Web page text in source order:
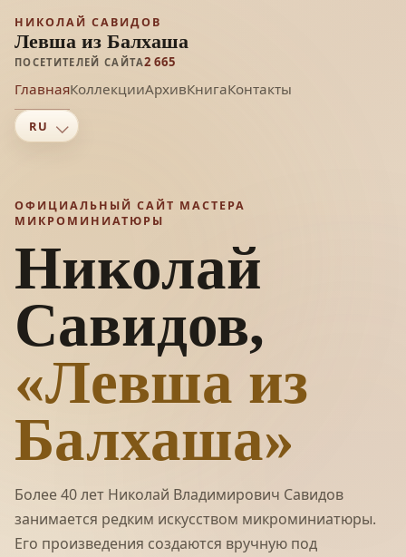
НИКОЛАЙ САВИДОВ
Левша из Балхаша
ПОСЕТИТЕЛЕЙ САЙТА2 665
ГлавнаяКоллекцииАрхивКнигаКонтакты
ОФИЦИАЛЬНЫЙ САЙТ МАСТЕРА
МИКРОМИНИАТЮРЫ
Николай
Савидов,
«Левша из
Балхаша»
Более 40 лет Николай Владимирович Савидов
занимается редким искусством микроминиатюры.
Его произведения создаются вручную под